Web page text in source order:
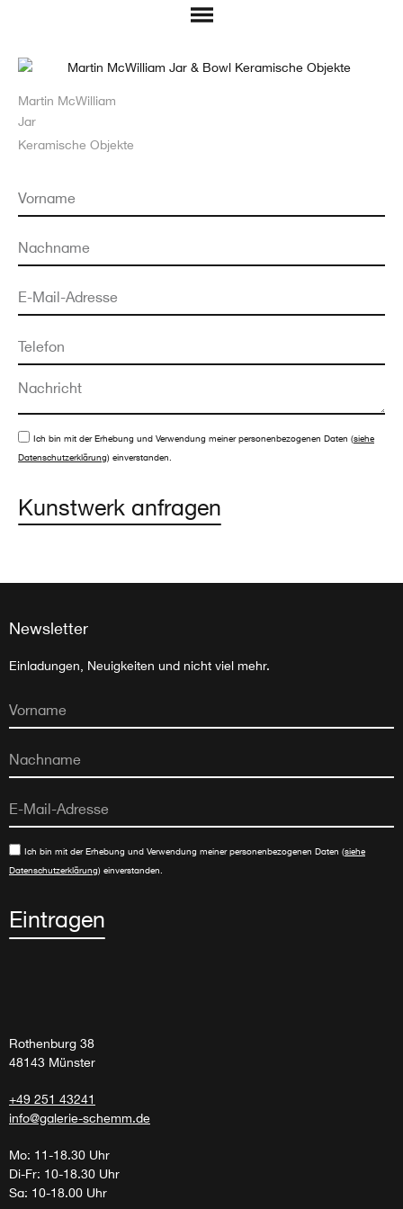
Martin McWilliam
Jar
Keramische Objekte
Ich bin mit der Erhebung und Verwendung meiner personenbezogenen Daten (siehe
Datenschutzerklärung) einverstanden.
Kunstwerk anfragen
Newsletter
Einladungen, Neuigkeiten und nicht viel mehr.
Ich bin mit der Erhebung und Verwendung meiner personenbezogenen Daten (siehe
Datenschutzerklärung) einverstanden.
Eintragen
Rothenburg 38
48143 Münster
+49 251 43241
info@galerie-schemm.de
Mo: 11-18.30 Uhr
Di-Fr: 10-18.30 Uhr
Sa: 10-18.00 Uhr